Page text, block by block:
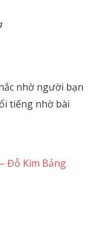
nhờ người bạn
tiếng nhờ bài
Đỗ Kim Bảng